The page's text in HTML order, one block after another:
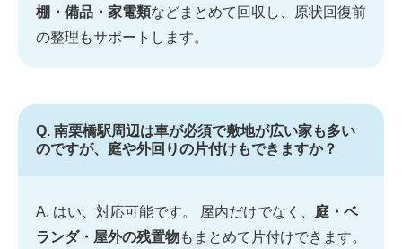
棚・備品・家電類などまとめて回収し、原状回復前
の整理もサポートします。
Q. 南栗橋駅周辺は車が必須で敷地が広い家も多い
のですが、庭や外回りの片付けもできますか？
A. はい、対応可能です。 屋内だけでなく、 庭・ベ
ランダ・屋外の残置物もまとめて片付けできます。